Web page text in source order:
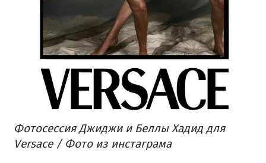
Фотосессия Джиджи и Беллы Хадид для
Versace / Фото из инстаграма